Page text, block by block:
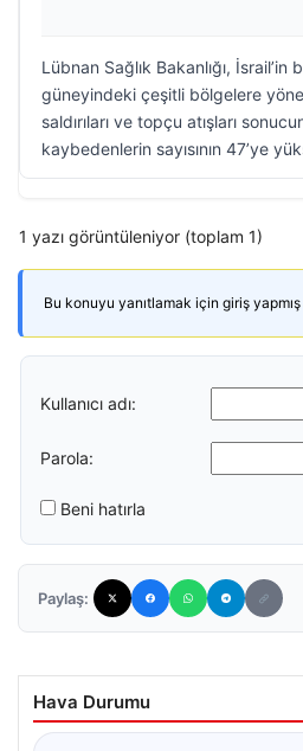
Lübnan Sağlık Bakanlığı, İsrail’in
güneyindeki çeşitli bölgelere
saldırıları ve topçu atışları
kaybedenlerin sayısının 47’ye
1 yazı görüntüleniyor (toplam 1)
Bu konuyu yanıtlamak için giriş yapmış
Kullanıcı adı:
Parola:
Beni hatırla
Paylaş:
Hava Durumu